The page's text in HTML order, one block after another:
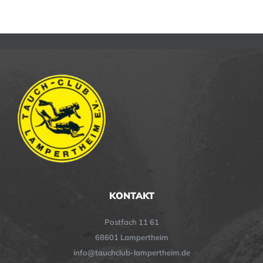
KONTAKT
Postfach 11 61
68601 Lampertheim
info@tauchclub-lampertheim.de